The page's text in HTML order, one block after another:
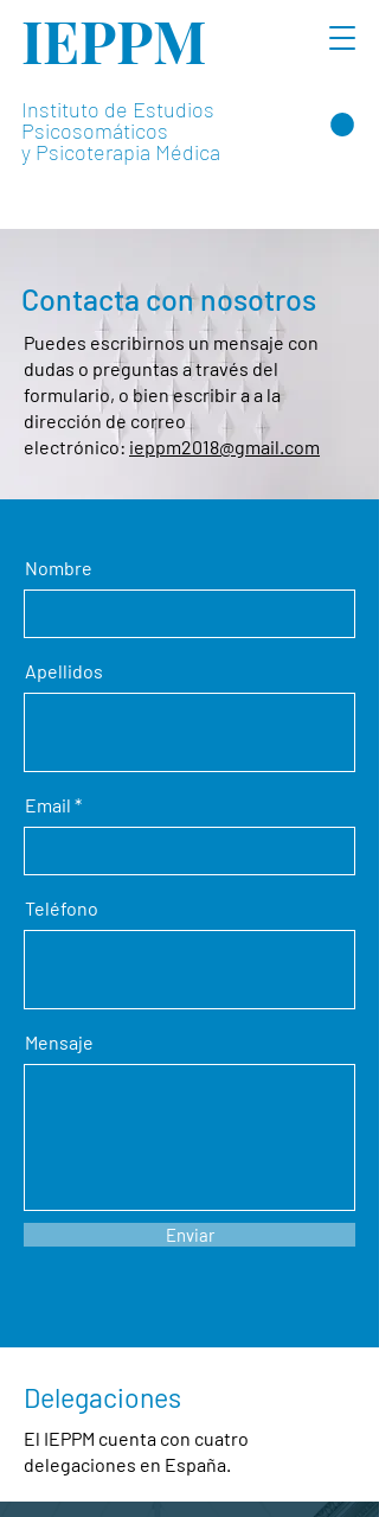
IEPPM
Instituto de Estudios
Psicosomáticos
y Psicoterapia Médica
Contacta con nosotros
Puedes escribirnos un mensaje con
dudas o preguntas a través del
formulario, o bien escribir a a la
dirección de correo
electrónico: ieppm2018@gmail.com
Nombre
Apellidos
Email
Teléfono
Mensaje
Enviar
Delegaciones
El IEPPM cuenta con cuatro
delegaciones en España.